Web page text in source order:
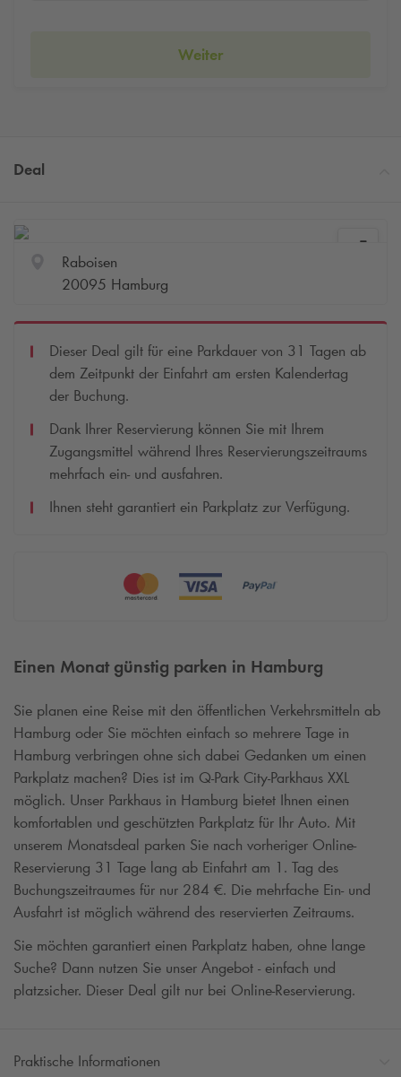
Weiter
Deal
Einen Monat günstig parken in Hamburg
Sie planen eine Reise mit den öffentlichen Verkehrsmitteln ab
Hamburg oder Sie möchten einfach so mehrere Tage in
Hamburg verbringen ohne sich dabei Gedanken um einen
Parkplatz machen? Dies ist im Q-Park City-Parkhaus XXL
möglich. Unser Parkhaus in Hamburg bietet Ihnen einen
komfortablen und geschützten Parkplatz für Ihr Auto. Mit
unserem Monatsdeal parken Sie nach vorheriger Online-
Reservierung 31 Tage lang ab Einfahrt am 1. Tag des
Buchungszeitraumes für nur 284 €. Die mehrfache Ein- und
Ausfahrt ist möglich während des reservierten Zeitraums.
Sie möchten garantiert einen Parkplatz haben, ohne lange
Suche? Dann nutzen Sie unser Angebot - einfach und
platzsicher. Dieser Deal gilt nur bei Online-Reservierung.
Raboisen
20095 Hamburg
Dieser Deal gilt für eine Parkdauer von 31 Tagen ab
dem Zeitpunkt der Einfahrt am ersten Kalendertag
der Buchung.
Dank Ihrer Reservierung können Sie mit Ihrem
Zugangsmittel während Ihres Reservierungszeitraums
mehrfach ein- und ausfahren.
Ihnen steht garantiert ein Parkplatz zur Verfügung.
Praktische Informationen